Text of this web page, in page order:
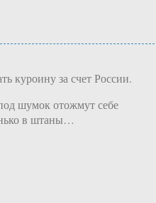
куроину за счет России.
шумок отожмут себе
в штаны…